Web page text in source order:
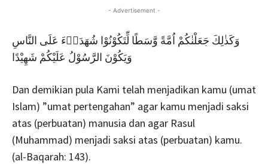
- Advertisement -
وَكَذٰلِكَ جَعَلْنٰكُمْ اُمَّةً وَّسَطًا لِّتَكُوْنُوْا شُهَدَاۤءَ عَلَى النَّاسِ
وَيَكُوْنَ الرَّسُوْلُ عَلَيْكُمْ شَهِيْدًا
Dan demikian pula Kami telah menjadikan kamu (umat
Islam) ”umat pertengahan” agar kamu menjadi saksi
atas (perbuatan) manusia dan agar Rasul
(Muhammad) menjadi saksi atas (perbuatan) kamu.
(al-Baqarah: 143).